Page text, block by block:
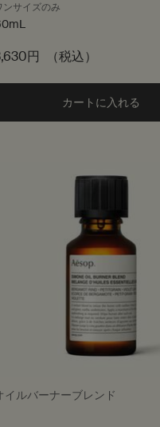
レイザー to cart
ンサイズのみ
円 （税込）
カートに入れる
イルバーナーブレンド